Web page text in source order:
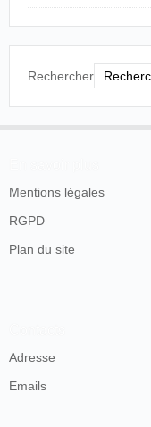
Rechercher
Mentions légales
RGPD
Plan du site
Adresse
Emails